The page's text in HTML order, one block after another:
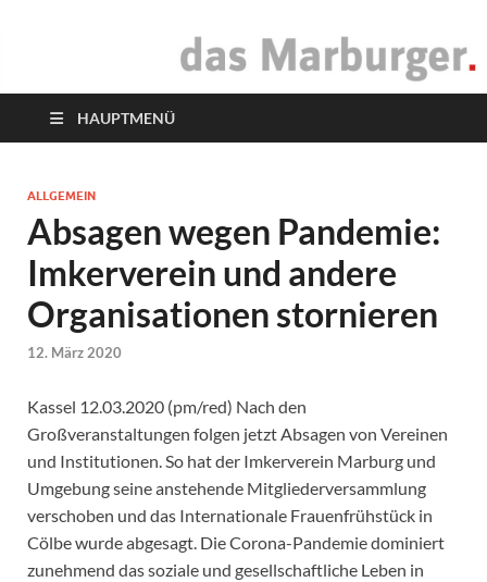
das Marburger.
HAUPTMENÜ
ALLGEMEIN
Absagen wegen Pandemie:
Imkerverein und andere
Organisationen stornieren
12. März 2020
Kassel 12.03.2020 (pm/red) Nach den
Großveranstaltungen folgen jetzt Absagen von Vereinen
und Institutionen. So hat der Imkerverein Marburg und
Umgebung seine anstehende Mitgliederversammlung
verschoben und das Internationale Frauenfrühstück in
Cölbe wurde abgesagt. Die Corona-Pandemie dominiert
zunehmend das soziale und gesellschaftliche Leben in